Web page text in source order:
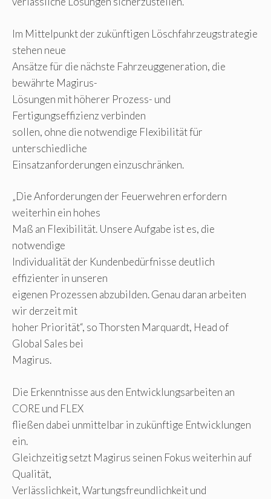
Im Mittelpunkt der zukünftigen Löschfahrzeugstrategie
stehen neue
Ansätze für die nächste Fahrzeuggeneration, die
bewährte Magirus-
Lösungen mit höherer Prozess- und
Fertigungseffizienz verbinden
sollen, ohne die notwendige Flexibilität für
unterschiedliche
Einsatzanforderungen einzuschränken.
„Die Anforderungen der Feuerwehren erfordern
weiterhin ein hohes
Maß an Flexibilität. Unsere Aufgabe ist es, die
notwendige
Individualität der Kundenbedürfnisse deutlich
effizienter in unseren
eigenen Prozessen abzubilden. Genau daran arbeiten
wir derzeit mit
hoher Priorität“, so Thorsten Marquardt, Head of
Global Sales bei
Magirus.
Die Erkenntnisse aus den Entwicklungsarbeiten an
CORE und FLEX
fließen dabei unmittelbar in zukünftige Entwicklungen
ein.
Gleichzeitig setzt Magirus seinen Fokus weiterhin auf
Qualität,
Verlässlichkeit, Wartungsfreundlichkeit und